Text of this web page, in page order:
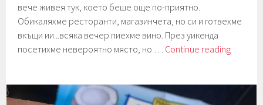
вече живея тук, което беше още по-приятно.
Обикаляхме ресторанти, магазинчета, но си и готвехме
вкъщи ии...всяка вечер пиехме вино. През уикенда
посетихме невероятно място, но … Continue reading